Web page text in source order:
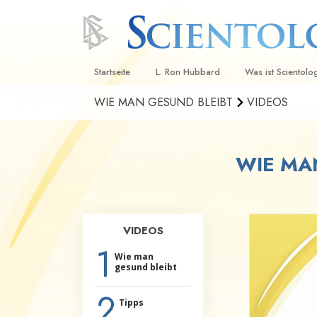
Startseite L. Ron Hubbard Was ist
Anschauungen
Was
Lernen Sie
Innerhalb einer
Die
Eine Einführung
WIE MAN GESUND BLEIBT VIDEOS
WIE
VIDEOS
1
Wie man
gesund bleibt
Tipps